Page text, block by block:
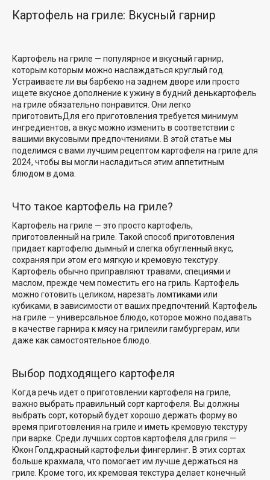
Картофель на гриле: Вкусный гарнир
Картофель на гриле — популярное и вкусный гарнир,
которым которым можно наслаждаться круглый год.
Устраиваете ли вы барбекю на заднем дворе или просто
ищете вкусное дополнение кужину в будний денькартофель
на гриле обязательно понравится. Они легко
приготовитьДля его приготовления требуется минимум
ингредиентов, а вкус можно изменить в соответствии с
вашими вкусовыми предпочтениями. В этой статье мы
поделимся с вами лучшим рецептом картофеля на гриле для
2024, чтобы вы могли насладиться этим аппетитным
блюдом в дома.
Что такое картофель на гриле?
Картофель на гриле — это просто картофель,
приготовленный на гриле. Такой способ приготовления
придает картофелю дымный и слегка обугленный вкус,
сохраняя при этом его мягкую и кремовую текстуру
Картофель обычно приправляют травами, специями и
маслом, прежде чем поместить его на гриль. Картофель
можно готовить целиком, нарезать ломтиками или
кубиками, в зависимости от ваших предпочтений. Картофель
на гриле — универсальное блюдо, которое можно подавать
в качестве гарнира к мясу на грилеили гамбургерам, или
даже как самостоятельное блюдо.
Выбор подходящего картофеля
Когда речь идет о приготовлении картофеля на гриле,
важно выбрать правильный сорт картофеля. Вы должны
выбрать сорт, который будет хорошо держать форму во
время приготовления на гриле и иметь кремовую текстуру
при варке. Среди лучших сортов картофеля для гриля —
Юкон Голд,красный картофельи фингерлинг. В этих сортах
больше крахмала, что помогает им лучше держаться на
гриле. Кроме того, их кремовая текстура делает конечный